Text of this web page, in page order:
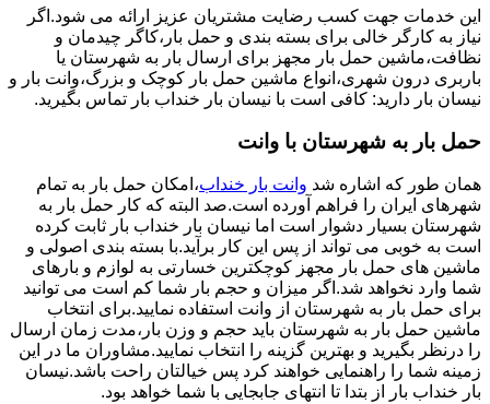
این خدمات جهت کسب رضایت مشتریان عزیز ارائه می شود.اگر
نیاز به کارگر خالی برای بسته بندی و حمل بار،کاگر چیدمان و
نظافت،ماشین حمل بار مجهز برای ارسال بار به شهرستان یا
باربری درون شهری،انواع ماشین حمل بار کوچک و بزرگ،وانت بار و
نیسان بار دارید: کافی است با نیسان بار خنداب بار تماس بگیرید.
حمل بار به شهرستان با وانت
همان طور که اشاره شد وانت بار خنداب،امکان حمل بار به تمام
شهرهای ایران را فراهم آورده است.صد البته که کار حمل بار به
شهرستان بسیار دشوار است اما نیسان بار خنداب بار ثابت کرده
است به خوبی می تواند از پس این کار برآید.با بسته بندی اصولی و
ماشین های حمل بار مجهز کوچکترین خسارتی به لوازم و بارهای
شما وارد نخواهد شد.اگر میزان و حجم بار شما کم است می توانید
برای حمل بار به شهرستان از وانت استفاده نمایید.برای انتخاب
ماشین حمل بار به شهرستان باید حجم و وزن بار،مدت زمان ارسال
را درنظر بگیرید و بهترین گزینه را انتخاب نمایید.مشاوران ما در این
زمینه شما را راهنمایی خواهند کرد پس خیالتان راحت باشد.نیسان
بار خنداب بار از بتدا تا انتهای جابجایی با شما خواهد بود.